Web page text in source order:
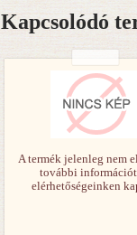
Kapcsolódó
A termék jelenleg nem
további
elérhetőségeinken